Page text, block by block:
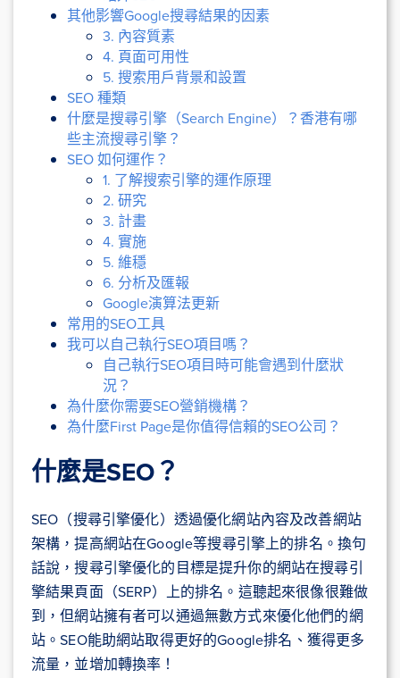
其他影響Google搜尋結果的因素
3. 內容質素
4. 頁面可用性
5. 搜索用戶背景和設置
SEO 種類
什麼是搜尋引擎（Search Engine）？香港有哪
些主流搜尋引擎？
SEO 如何運作？
1. 了解搜索引擎的運作原理
2. 研究
3. 計畫
4. 實施
5. 維穩
6. 分析及匯報
Google演算法更新
常用的SEO工具
我可以自己執行SEO項目嗎？
自己執行SEO項目時可能會遇到什麼狀
況？
為什麼你需要SEO營銷機構？
為什麼First Page是你值得信賴的SEO公司？
什麼是SEO？
SEO（搜尋引擎優化）透過優化網站內容及改善網站
架構，提高網站在Google等搜尋引擎上的排名。換句
話說，搜尋引擎優化的目標是提升你的網站在搜尋引
擎結果頁面（SERP）上的排名。這聽起來很像很難做
到，但網站擁有者可以通過無數方式來優化他們的網
站。SEO能助網站取得更好的Google排名、獲得更多
流量，並增加轉換率！